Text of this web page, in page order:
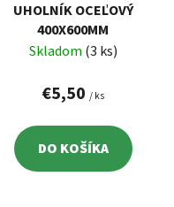
UHOLNÍK OCEĽOVÝ
400X600MM
Skladom (3 ks)
€5,50 / ks
DO KOŠÍKA